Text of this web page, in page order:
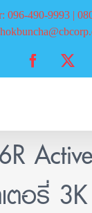
096-490-9993 |
Facebook
ตอรี่